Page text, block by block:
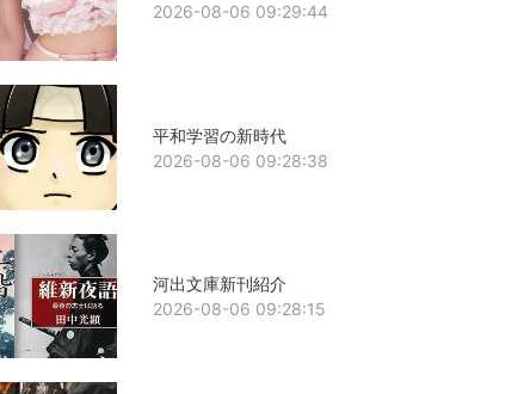
2026-08-06 09:29:44
平和学習の新時代
2026-08-06 09:28:38
河出文庫新刊紹介
2026-08-06 09:28:15